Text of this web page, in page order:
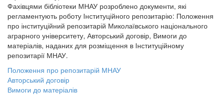
Фахівцями бібліотеки МНАУ розроблено документи, які
регламентують роботу Інституційного репозитарію: Положення
про інституційний репозитарій Миколаївського національного
аграрного університету, Авторський договір, Вимоги до
матеріалів, наданих для розміщення в Інституційному
репозитарії МНАУ.
Положення про репозитарій МНАУ
Авторський договір
Вимоги до матеріалів